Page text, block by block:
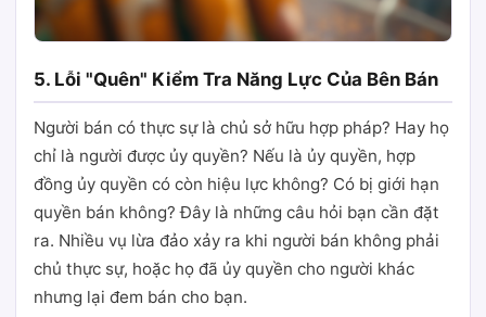
5. Lỗi "Quên" Kiểm Tra Năng Lực Của Bên Bán
Người bán có thực sự là chủ sở hữu hợp pháp? Hay họ
chỉ là người được ủy quyền? Nếu là ủy quyền, hợp
đồng ủy quyền có còn hiệu lực không? Có bị giới hạn
quyền bán không? Đây là những câu hỏi bạn cần đặt
ra. Nhiều vụ lừa đảo xảy ra khi người bán không phải
chủ thực sự, hoặc họ đã ủy quyền cho người khác
nhưng lại đem bán cho bạn.